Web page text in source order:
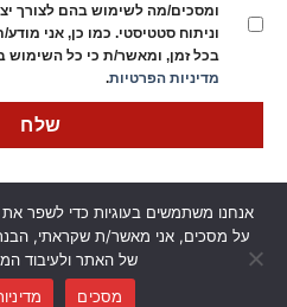
ומסכים/מה לשימוש בהם לצורך
וניתוח סטטיסטי. כמו כן, אני
בכל זמן, ומאשר/ת כי כל
מדיניות הפרטיות.
החשבון שלי חנות
כל הזכויות שמורות 2026 ©
אנחנו משתמשים בעוגיות כדי לשפר
על מסכים, אני מאשר/ת שקראתי,
של האתר ולעיבוד
מסכים